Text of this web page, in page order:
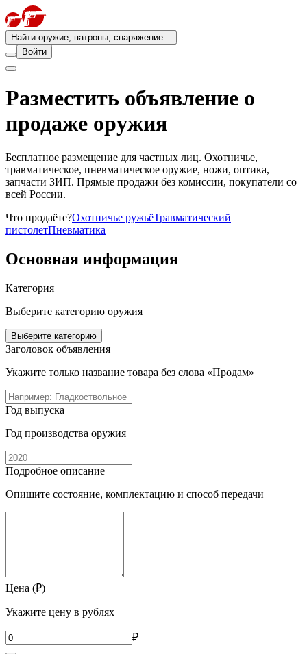
Найти оружие, патроны, снаряжение...
Войти
Разместить объявление о
продаже оружия
Бесплатное размещение для частных лиц. Охотничье,
травматическое, пневматическое оружие, ножи, оптика,
запчасти ЗИП. Прямые продажи без комиссии, покупатели со
всей России.
Что продаёте?Охотничье ружьёТравматический
пистолетПневматика
Основная информация
Категория
Выберите категорию оружия
Выберите категорию
Заголовок объявления
Укажите только название товара без слова «Продам»
Год выпуска
Год производства оружия
Подробное описание
Опишите состояние, комплектацию и способ передачи
Цена (₽)
Укажите цену в рублях
₽